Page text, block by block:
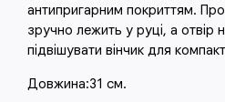
антипригарним покриттям.
зручно лежить у руці, а отвір
підвішувати вінчик для
Довжина:31 см.